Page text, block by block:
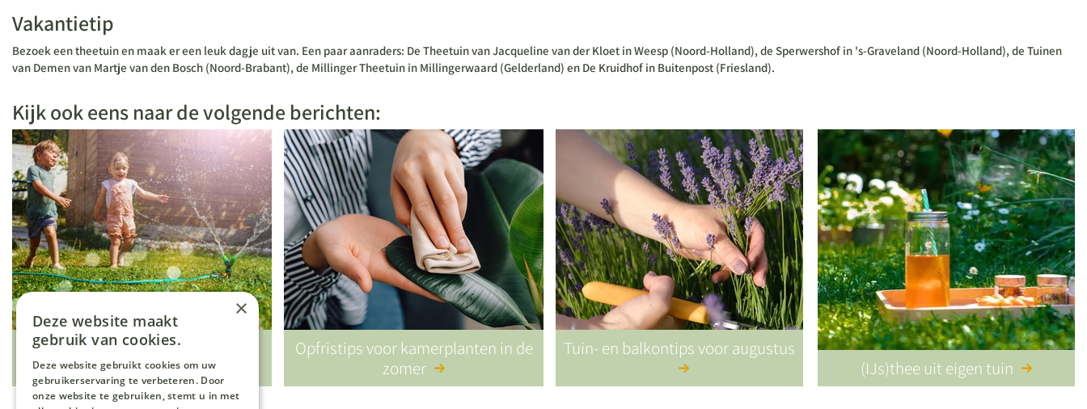
Vakantietip
Bezoek een theetuin en maak er een leuk dagje uit van. Een paar aanraders: De Theetuin van Jacqueline van der Kloet in Weesp (Noord-Holland), de Sperwershof in 's-Graveland (Noord-Holland), de Tuinen
van Demen van Martje van den Bosch (Noord-Brabant), de Millinger Theetuin in Millingerwaard (Gelderland) en De Kruidhof in Buitenpost (Friesland).
Kijk ook eens naar de volgende berichten:
Vakantietips (voor kids) in eigen
tuin
Opfristips voor kamerplanten in de
zomer
Tuin- en balkontips voor augustus
(IJs)thee uit eigen tuin
×
Deze website maakt
gebruik van cookies.
Deze website gebruikt cookies om uw
gebruikerservaring te verbeteren. Door
onze website te gebruiken, stemt u in met